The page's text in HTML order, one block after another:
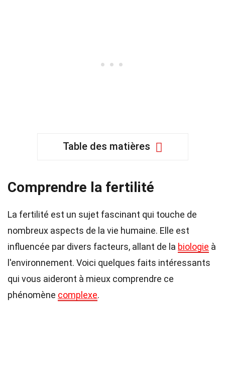
Table des matières
Comprendre la fertilité
La fertilité est un sujet fascinant qui touche de
nombreux aspects de la vie humaine. Elle est
influencée par divers facteurs, allant de la biologie à
l'environnement. Voici quelques faits intéressants
qui vous aideront à mieux comprendre ce
phénomène complexe.